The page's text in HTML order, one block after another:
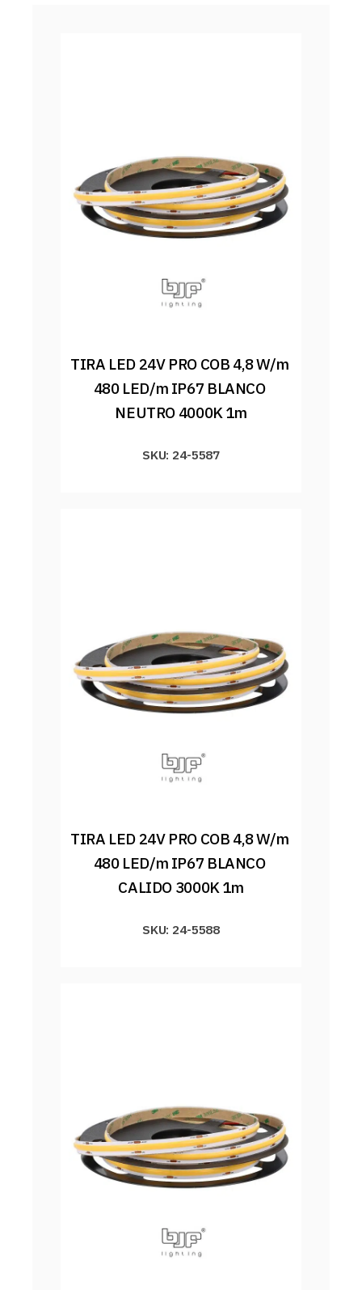
TIRA LED 24V PRO COB 4,8 W/m
480 LED/m IP67 BLANCO
NEUTRO 4000K 1m
SKU: 24-5587
TIRA LED 24V PRO COB 4,8 W/m
480 LED/m IP67 BLANCO
CALIDO 3000K 1m
SKU: 24-5588